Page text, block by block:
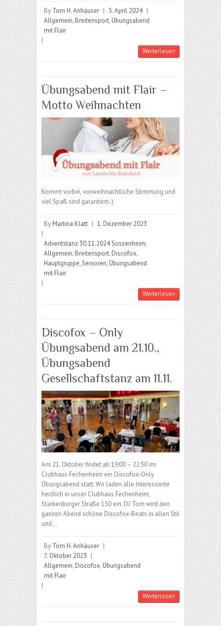
By Tom H. Anhäuser 5. April 2024
Allgemein, Breitensport, Übungsabend
mit Flair
Weiterlesen
Übungsabend mit Flair –
Motto Weihnachten
Kommt vorbei, vorweihnachtliche Stimmung und
viel Spaß sind garantiert:-)
By Martina Klatt | 1. Dezember 2023
|
Adventstanz 30.11.2024 Sossenheim,
Allgemein, Breitensport, Discofox,
Hauptgruppe,Senioren, Übungsabend
mit Flair
|
Weiterlesen
Discofox – Only
Übungsabend am 21.10.,
Übungsabend
Gesellschaftstanz am 11.11.
Am 21. Oktober findet ab 19:00 – 22:30 im
Clubhaus Fechenheim ein Discofox-Only
Übungsabend statt. Wir laden alle Interessierte
herzlich in unser Clubhaus Fechenheim,
Starkenburger Straße 150 ein. DJ Tom wird den
ganzen Abend schöne Discofox-Beats in allen Stil
und…
By Tom H. Anhäuser |
7. Oktober 2023 |
Allgemein, Discofox, Übungsabend
mit Flair
|
Weiterlesen